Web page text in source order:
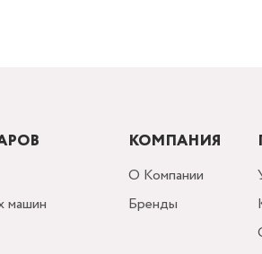
машин
КОМПАНИЯ
О Компании
Бренды